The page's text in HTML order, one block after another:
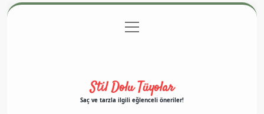
Gizlilik Politikası
menüyü
aç
Stil Dolu Tüyolar
Saç ve tarzla ilgili eğlenceli öneriler!